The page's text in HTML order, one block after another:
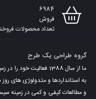
6984
فروش
تعداد محصولات
گروه طراحی یک طرح
ما از سال 1388
به استانداردها و متدولوژی های
و مطالعات کیفی و کمی در زمینه